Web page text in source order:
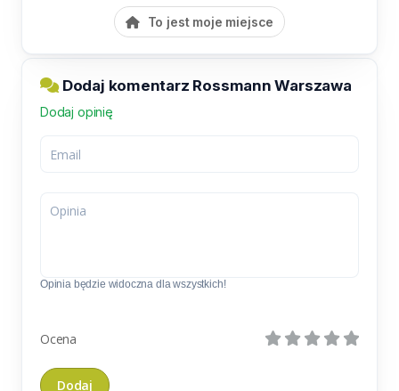
To jest moje miejsce
Dodaj komentarz Rossmann Warszawa
Dodaj opinię
Opinia będzie widoczna dla wszystkich!
Ocena